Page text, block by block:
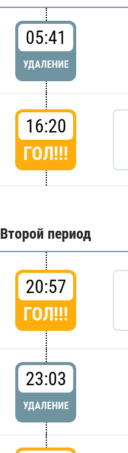
05:41
УДАЛЕНИЕ
16:20
ГОЛ!!!
Второй период
20:57
ГОЛ!!!
23:03
УДАЛЕНИЕ